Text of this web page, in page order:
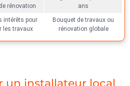
rénovation
ans
intérêts pour
les travaux
Bouquet de travaux ou
rénovation globale
un installateur local